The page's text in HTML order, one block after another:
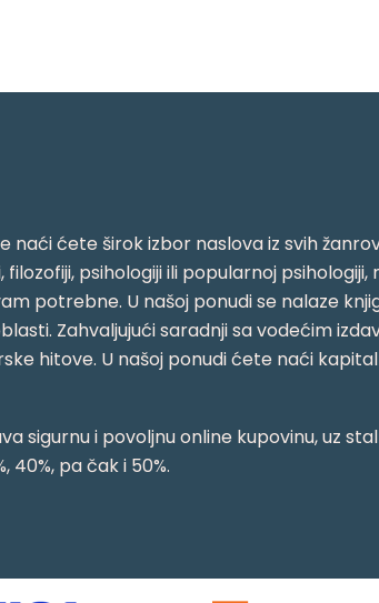
naći ćete širok izbor naslova iz svih
psihologiji ili popularnoj psihologiji,
potrebne. U našoj ponudi se nalaze
Zahvaljujući saradnji sa vodećim
hitove. U našoj ponudi ćete naći
sigurnu i povoljnu online kupovinu, uz
40%, pa čak i 50%.